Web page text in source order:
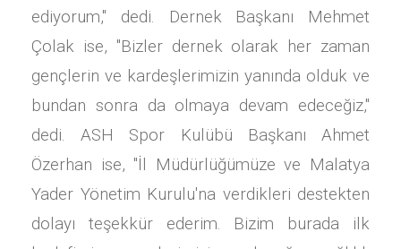
ediyorum," dedi. Dernek Başkanı Mehmet
Çolak ise, "Bizler dernek olarak her zaman
gençlerin ve kardeşlerimizin yanında olduk ve
bundan sonra da olmaya devam edeceğiz,"
dedi. ASH Spor Kulübü Başkanı Ahmet
Özerhan ise, "İl Müdürlüğümüze ve Malatya
Yader Yönetim Kurulu'na verdikleri destekten
dolayı teşekkür ederim. Bizim burada ilk